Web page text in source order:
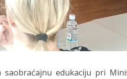
edukaciju pri